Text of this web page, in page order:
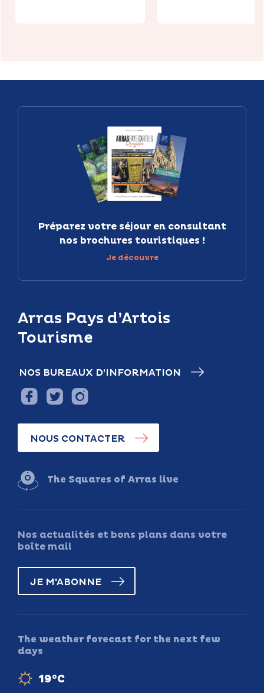
Arras Pays d’Artois
Tourisme
NOS BUREAUX D’INFORMATION
NOUS CONTACTER
The Squares of Arras live
Nos actualités et bons plans dans votre
boîte mail
JE M'ABONNE
The weather forecast for the next few
days
19°C
Préparez votre séjour en consultant
nos brochures touristiques !
Je découvre